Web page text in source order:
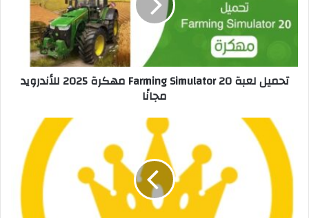
تحميل لعبة Farming Simulator 20 مهكرة 2025 للأندرويد
مجانًا